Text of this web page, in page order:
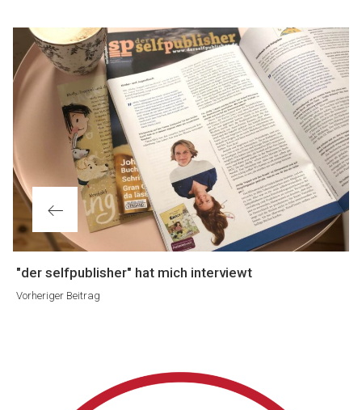
Vorheriger
Beitrag
"der selfpublisher" hat mich interviewt
Vorheriger Beitrag